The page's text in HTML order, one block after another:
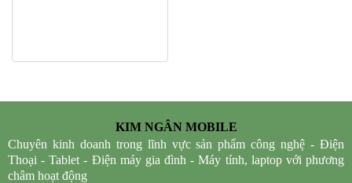
KIM NGÂN MOBILE
Chuyên kinh doanh trong lĩnh vực sản phẩm công nghệ - Điện
Thoại - Tablet - Điện máy gia đình - Máy tính, laptop với phương
châm hoạt động